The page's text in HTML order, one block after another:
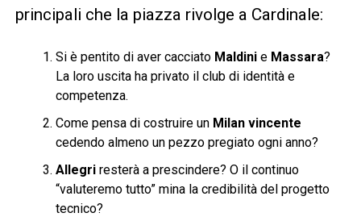
principali che la piazza rivolge a Cardinale:
Si è pentito di aver cacciato Maldinie Massara?
La loro uscita ha privato il club di identità e
competenza.
Come pensa di costruire un Milan vincente
cedendo almeno un pezzo pregiato ogni anno?
Allegriresterà a prescindere? O il continuo
“valuteremo tutto” mina la credibilità del progetto
tecnico?